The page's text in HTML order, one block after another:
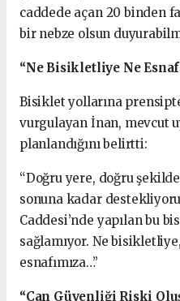
caddede açan 20 binden
bir nebze olsun
“Ne Bisikletliye Ne
Bisiklet yollarına
vurgulayan İnan, mevcut
planlandığını belirtti:
“Doğru yere, doğru
sonuna kadar
Caddesi’nde yapılan bu
sağlamıyor. Ne
esnafımıza…”
“Can Güvenliği Riski